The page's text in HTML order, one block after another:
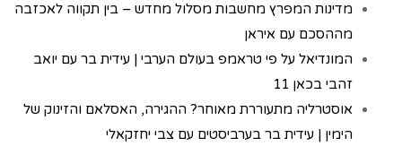
מדינות המפרץ מחשבות מסלול מחדש – בין תקווה לאכזבה
מההסכם עם איראן
המונדיאל על פי טראמפ בעולם הערבי | עידית בר עם יואב
זהבי בכאן 11
אוסטרליה מתעוררת מאוחר? ההגירה, האסלאם והזינוק של
הימין | עידית בר בערביסטים עם צבי יחזקאלי